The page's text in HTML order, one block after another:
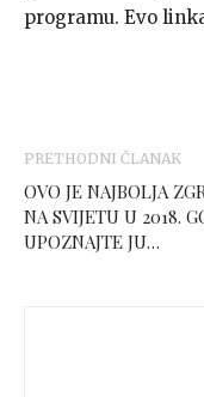
programu. Evo
PRETHODNI ČLANAK
OVO JE NAJBOLJA
NA SVIJETU U 2018.
UPOZNAJTE JU…